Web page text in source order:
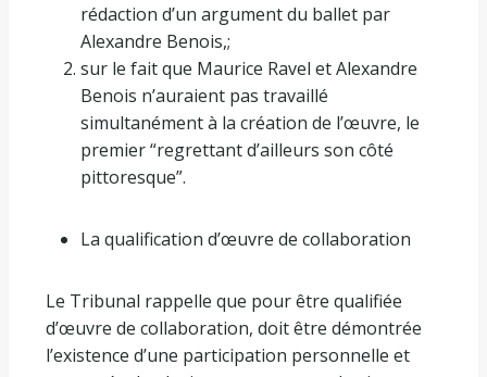
rédaction d’un argument du ballet par
Alexandre Benois,;
sur le fait que Maurice Ravel et Alexandre
Benois n’auraient pas travaillé
simultanément à la création de l’œuvre, le
premier “regrettant d’ailleurs son côté
pittoresque”.
La qualification d’œuvre de collaboration
Le Tribunal rappelle que pour être qualifiée
d’œuvre de collaboration, doit être démontrée
l’existence d’une participation personnelle et